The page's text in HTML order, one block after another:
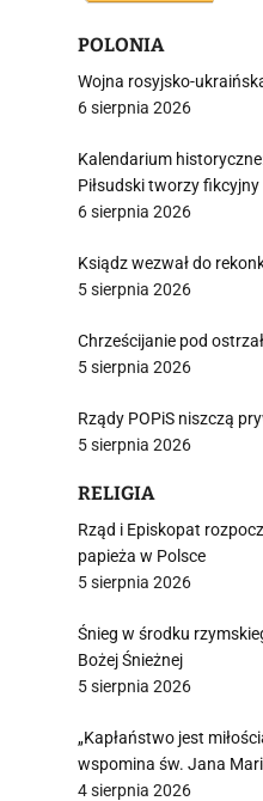
POLONIA
Wojna rosyjsko-
6 sierpnia 2026
Kalendarium
Piłsudski tworzy fikcyjny
6 sierpnia 2026
Ksiądz wezwał do
5 sierpnia 2026
Chrześcijanie pod
5 sierpnia 2026
Rządy POPiS niszczą
5 sierpnia 2026
RELIGIA
Rząd i Episkopat
papieża w Polsce
5 sierpnia 2026
Śnieg w środku
Bożej Śnieżnej
5 sierpnia 2026
„Kapłaństwo jest
wspomina św. Jana
4 sierpnia 2026